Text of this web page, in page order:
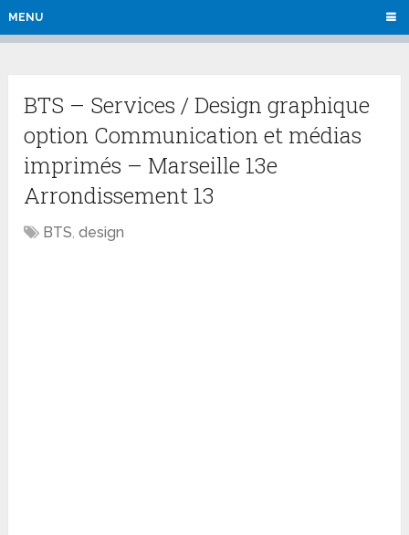
MENU
BTS – Services / Design graphique
option Communication et médias
imprimés – Marseille 13e
Arrondissement 13
BTS,design